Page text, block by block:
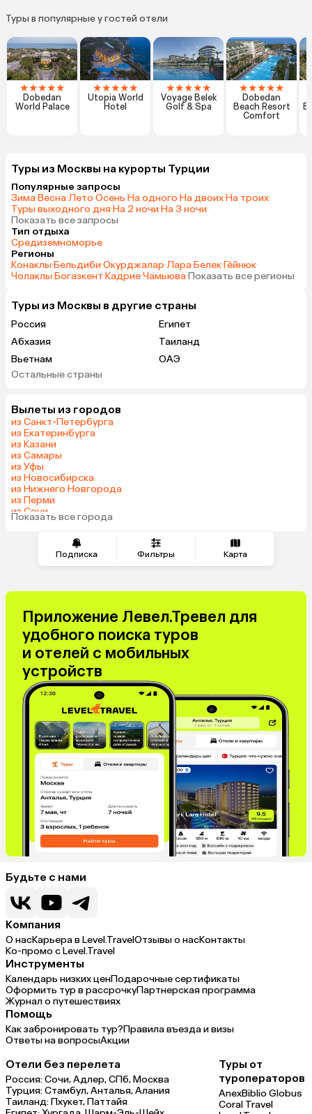
Подписка Фильтры Карта
Туры в популярные у гостей отели
★★★★★
Dobedan
World Palace
★★★★★
Utopia World
Hotel
★★★★★
Voyage Belek
Golf & Spa
★★★★★
Dobedan
Beach Resort
Comfort
Туры из Москвы на курорты Турции
Популярные запросы
Зима·Весна·Лето·Осень·На одного·На двоих·На троих·
Туры выходного дня·На 2 ночи·На 3 ночи·
Показать все запросы
Тип отдыха
Средиземноморье
Регионы
Конаклы·Бельдиби·Окурджалар·Лара·Белек·Гёйнюк·
Чолаклы·Богазкент·Кадрие·Чамьюва·Показать все регионы
Туры из Москвы в другие страны
Россия
Египет
Абхазия
Таиланд
Вьетнам
ОАЭ
Мальдивы
Шри-Ланка
Индия
Марокко
Оман
Бахрейн
Остальные страны
Вылеты из городов
из Санкт-Петербурга
из Екатеринбурга
из Казани
из Самары
из Уфы
из Новосибирска
из Нижнего Новгорода
из Перми
из Сочи
из Челябинска
Показать все города
Приложение Левел.Тревел для
удобного поиска туров
и отелей с мобильных
устройств
Будьте с нами
Компания
О насКарьера в Level.TravelОтзывы о насКонтакты
Ко-промо с Level.Travel
Инструменты
Календарь низких ценПодарочные сертификаты
Оформить тур в рассрочкуПартнерская программа
Журнал о путешествиях
Помощь
Как забронировать тур?Правила въезда и визы
Ответы на вопросыАкции
Отели без перелета
Россия:Сочи,Адлер,СПб,Москва
Турция:Стамбул,Анталья,Алания
Таиланд:Пхукет,Паттайя
Туры от
туроператоров
AnexBiblio Globus
Coral Travel